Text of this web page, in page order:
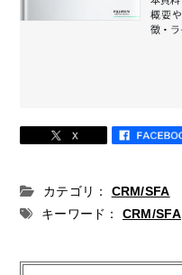
カテゴリ：
CRM/SFA
キーワード：
CRM/SFA